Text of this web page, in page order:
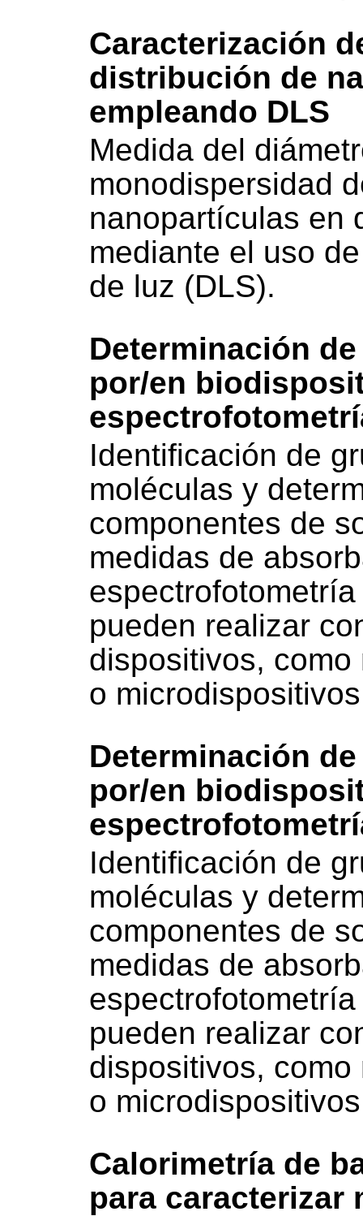
Caracterización
distribución de
empleando DLS
Medida del
monodispersidad
nanopartículas en
mediante el uso
de luz (DLS).
Determinación
por/en
Identificación de
moléculas y
componentes de
medidas de
pueden realizar
dispositivos,
o
Determinación
por/en
Identificación de
moléculas y
componentes de
medidas de
pueden realizar
dispositivos,
o
Calorimetría de
para caracterizar